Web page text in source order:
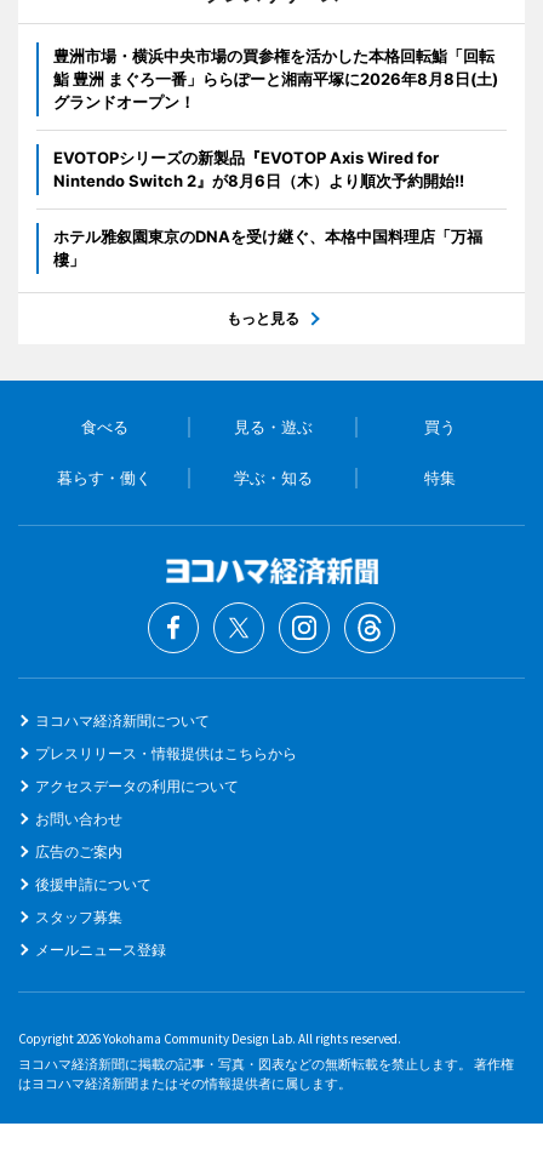
豊洲市場・横浜中央市場の買参権を活かした本格回転鮨「回転
鮨 豊洲 まぐろ一番」ららぽーと湘南平塚に2026年8月8日(土)
グランドオープン！
EVOTOPシリーズの新製品『EVOTOP Axis Wired for
Nintendo Switch 2』が8月6日（木）より順次予約開始!!
ホテル雅叙園東京のDNAを受け継ぐ、本格中国料理店「万福
樓」
もっと見る
食べる 見る・遊ぶ 買う
暮らす・働く 学ぶ・知る 特集
ヨコハマ経済新聞について
プレスリリース・情報提供はこちらから
アクセスデータの利用について
お問い合わせ
広告のご案内
後援申請について
スタッフ募集
メールニュース登録
Copyright 2026 Yokohama Community Design Lab. All rights reserved.
ヨコハマ経済新聞に掲載の記事・写真・図表などの無断転載を禁止します。 著作権
はヨコハマ経済新聞またはその情報提供者に属します。